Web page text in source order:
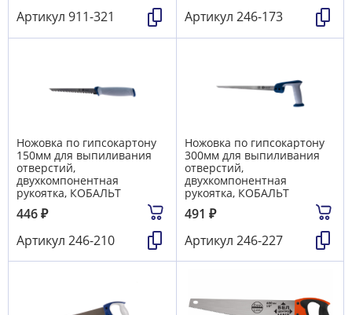
Артикул 911-321
Артикул 246-173
Ножовка по гипсокартону
150мм для выпиливания
отверстий,
двухкомпонентная
рукоятка, КОБАЛЬТ
446₽
Артикул 246-210
Ножовка по гипсокартону
300мм для выпиливания
отверстий,
двухкомпонентная
рукоятка, КОБАЛЬТ
491 ₽
Артикул 246-227